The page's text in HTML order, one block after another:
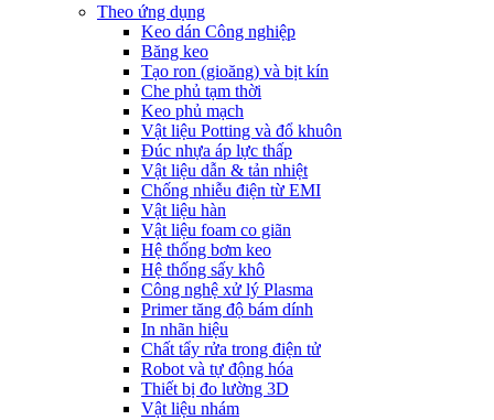
Theo ứng dụng
Keo dán Công nghiệp
Băng keo
Tạo ron (gioăng) và bịt kín
Che phủ tạm thời
Keo phủ mạch
Vật liệu Potting và đổ khuôn
Đúc nhựa áp lực thấp
Vật liệu dẫn & tản nhiệt
Chống nhiễu điện từ EMI
Vật liệu hàn
Vật liệu foam co giãn
Hệ thống bơm keo
Hệ thống sấy khô
Công nghệ xử lý Plasma
Primer tăng độ bám dính
In nhãn hiệu
Chất tẩy rửa trong điện tử
Robot và tự động hóa
Thiết bị đo lường 3D
Vật liệu nhám